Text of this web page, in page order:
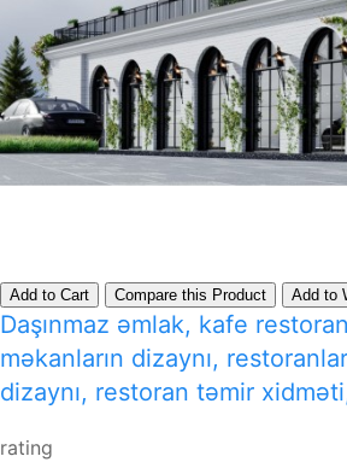
Add to Cart Compare this Product Add to
Daşınmaz əmlak, kafe
məkanların dizaynı,
dizaynı, restoran təmir
rating